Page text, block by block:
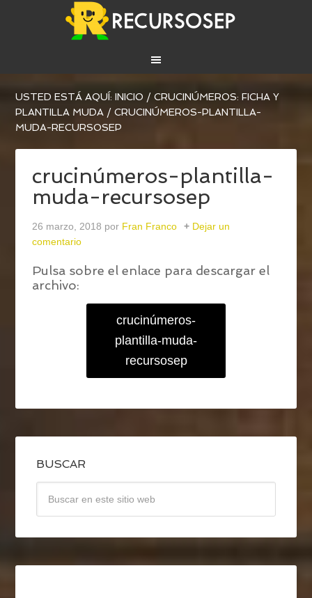
USTED ESTÁ AQUÍ:INICIO / CRUCINÚMEROS: FICHA Y
PLANTILLA MUDA / CRUCINÚMEROS-PLANTILLA-
MUDA-RECURSOSEP
crucinúmeros-plantilla-
muda-recursosep
26 marzo, 2018 por Fran Franco
Dejar un
comentario
Pulsa sobre el enlace para descargar el
archivo:
crucinúmeros-
plantilla-muda-
recursosep
BUSCAR